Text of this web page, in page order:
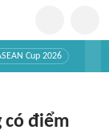
Cup 2026
có điểm